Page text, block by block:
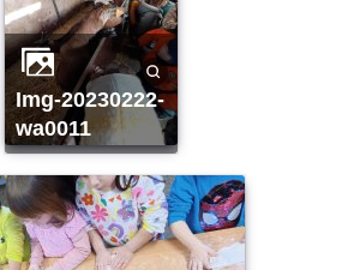
img-20230222-
wa0011